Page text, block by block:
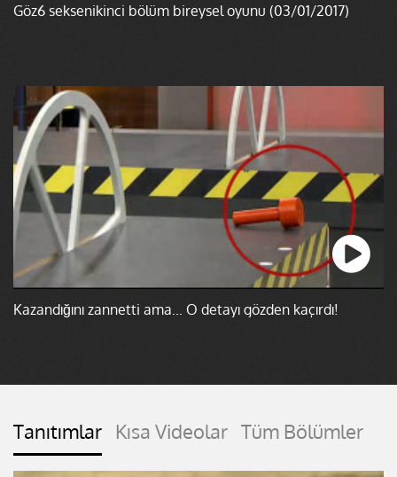
Göz6 seksenikinci bölüm bireysel oyunu (03/01/2017)
Kazandığını zannetti ama... O detayı gözden kaçırdı!
Tanıtımlar Kısa Videolar Tüm Bölümler